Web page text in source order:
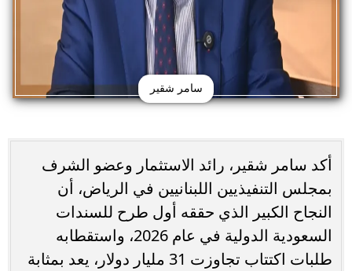
سامر شقير
أكد سامر شقير، رائد الاستثمار وعضو الشرف
بمجلس التنفيذيين اللبنانيين في الرياض، أن
النجاح الكبير الذي حققه أول طرح للسندات
السعودية الدولية في عام 2026، واستقطابه
طلبات اكتتاب تجاوزت 31 مليار دولار، يعد بمثابة